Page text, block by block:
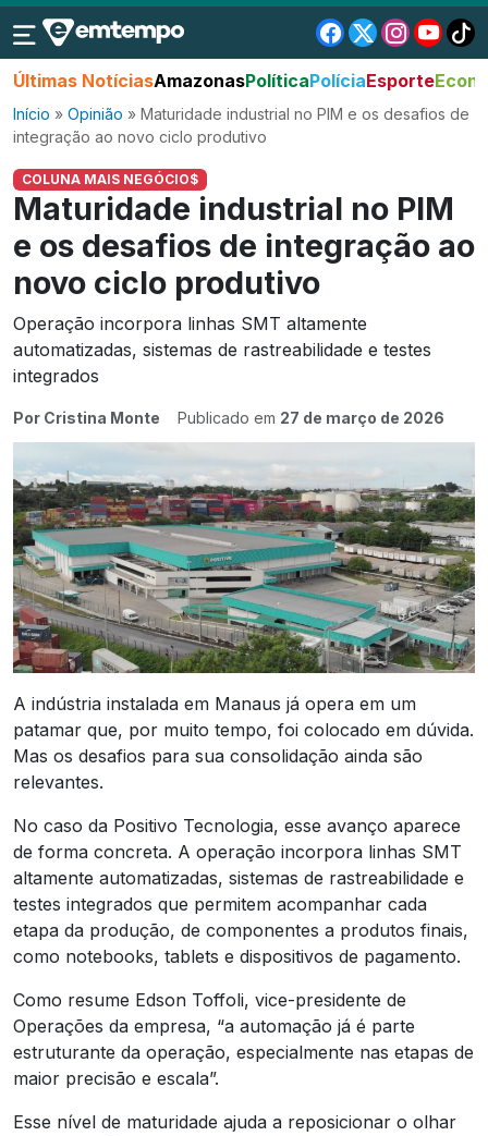
Últimas NotíciasAmazonasPolíticaPolíciaEsporte
Início » Opinião » Maturidade industrial no PIM e os desafios de
integração ao novo ciclo produtivo
COLUNA MAIS NEGÓCIO$
Maturidade industrial no PIM
e os desafios de integração ao
novo ciclo produtivo
Operação incorpora linhas SMT altamente
automatizadas, sistemas de rastreabilidade e testes
integrados
Por Cristina Monte Publicado em 27 de março de 2026
A indústria instalada em Manaus já opera em um
patamar que, por muito tempo, foi colocado em dúvida.
Mas os desafios para sua consolidação ainda são
relevantes.
No caso da Positivo Tecnologia, esse avanço aparece
de forma concreta. A operação incorpora linhas SMT
altamente automatizadas, sistemas de rastreabilidade e
testes integrados que permitem acompanhar cada
etapa da produção, de componentes a produtos finais,
como notebooks, tablets e dispositivos de pagamento.
Como resume Edson Toffoli, vice-presidente de
Operações da empresa, “a automação já é parte
estruturante da operação, especialmente nas etapas de
maior precisão e escala”.
Esse nível de maturidade ajuda a reposicionar o olhar